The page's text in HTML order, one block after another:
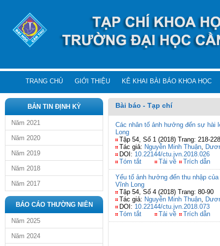
TRANG CHỦ GIỚI THIỆU KÊ KHAI BÀI BÁO KHOA HỌC
BẢN TIN ĐỊNH KỲ
Năm 2021
Năm 2020
Năm 2019
Năm 2018
Năm 2017
BÁO CÁO THƯỜNG NIÊN
Năm 2025
Năm 2024
Bài báo - Tạp chí
Các nhân tố ảnh hưởng đến sự hài
Long
Tập 54, Số 1 (2018) Trang: 218-228
Tác giả: Nguyễn Minh Thuận,
DOI: 10.22144/ctu.jvn.2018.026
Tóm tắt
Tải về Trích dẫn
Yếu tố ảnh hưởng đến thu nhập
Vĩnh Long
Tập 54, Số 4 (2018) Trang: 80-90
Tác giả: Nguyễn Minh Thuận,
DOI: 10.22144/ctu.jvn.2018.073
Tóm tắt
Tải về Trích dẫn